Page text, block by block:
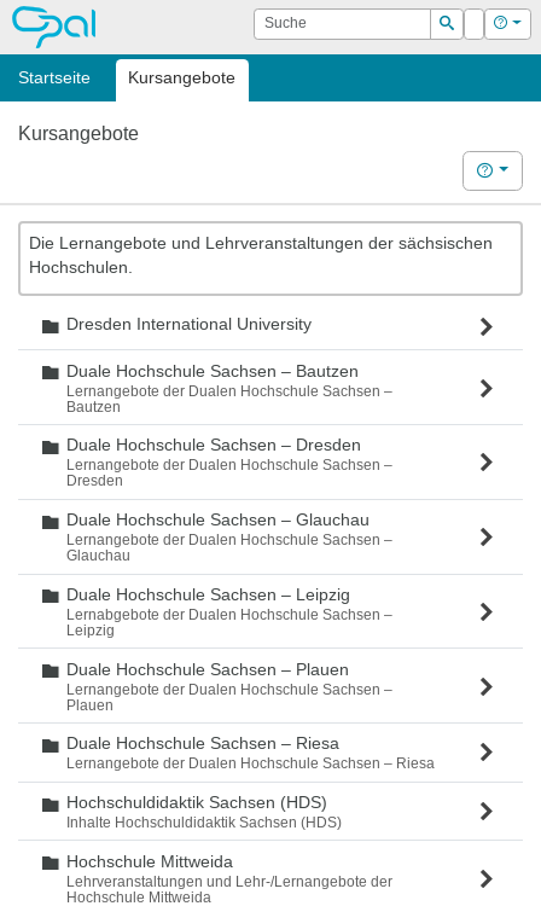
OPAL Suche
Suchen
Login Hilfe
Startseite Kursangebote
Kursangebote
Hilfe
Die Lernangebote und Lehrveranstaltungen der sächsischen
Hochschulen.
Ordner
Dresden International University
Ordner
Duale Hochschule Sachsen – Bautzen
Lernangebote der Dualen Hochschule Sachsen –
Bautzen
Ordner
Duale Hochschule Sachsen – Dresden
Lernangebote der Dualen Hochschule Sachsen –
Dresden
Ordner
Duale Hochschule Sachsen – Glauchau
Lernangebote der Dualen Hochschule Sachsen –
Glauchau
Ordner
Duale Hochschule Sachsen – Leipzig
Lernabgebote der Dualen Hochschule Sachsen –
Leipzig
Ordner
Duale Hochschule Sachsen – Plauen
Lernangebote der Dualen Hochschule Sachsen –
Plauen
Ordner
Duale Hochschule Sachsen – Riesa
Lernangebote der Dualen Hochschule Sachsen – Riesa
Ordner
Hochschuldidaktik Sachsen (HDS)
Inhalte Hochschuldidaktik Sachsen (HDS)
Ordner
Hochschule Mittweida
Lehrveranstaltungen und Lehr-/Lernangebote der
Hochschule Mittweida